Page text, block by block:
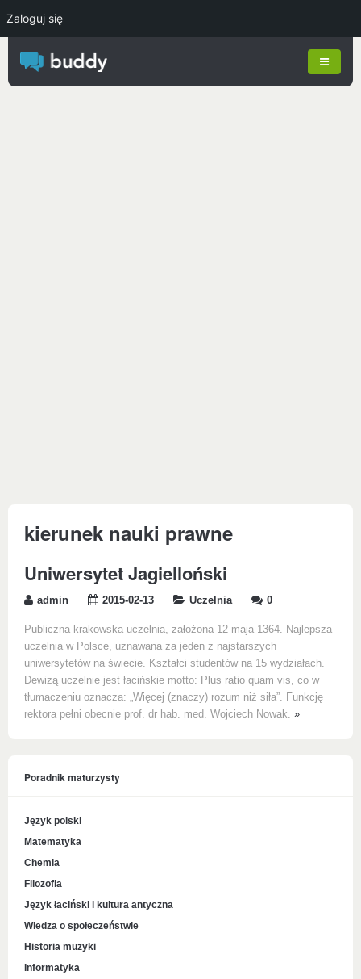
kierunek nauki prawne
Uniwersytet Jagielloński
admin 2015-02-13 Uczelnia 0
Publiczna krakowska uczelnia, założona 12 maja 1364. Najlepsza
uczelnia w Polsce, uznawana za jeden z najstarszych
uniwersytetów na świecie. Kształci studentów na 15 wydziałach.
Dewizą uczelnie jest łacińskie motto: Plus ratio quam vis, co w
tłumaczeniu oznacza: „Więcej (znaczy) rozum niż siła”. Funkcję
rektora pełni obecnie prof. dr hab. med. Wojciech Nowak. »
Poradnik maturzysty
Język polski
Matematyka
Chemia
Filozofia
Język łaciński i kultura antyczna
Wiedza o społeczeństwie
Historia muzyki
Informatyka
Zaloguj się